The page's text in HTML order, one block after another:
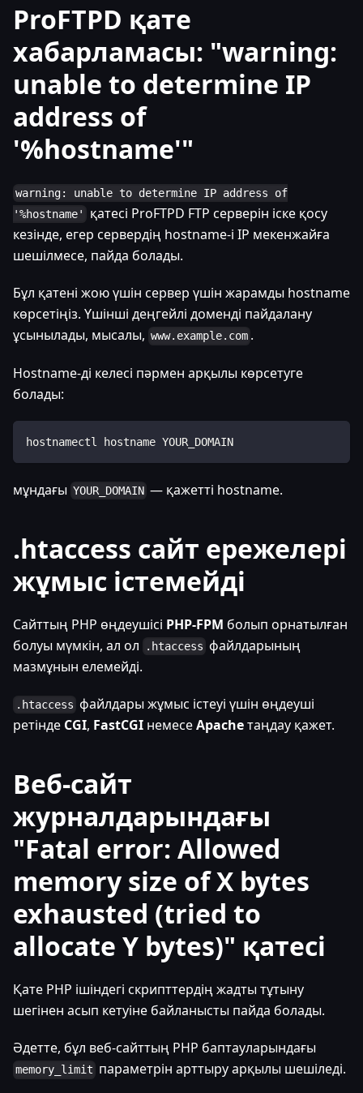
ProFTPD қате
хабарламасы: "warning:
unable to determine IP
address of
'%hostname'"
warning: unable to determine IP address of
'%hostname'
қатесі ProFTPD FTP серверін іске қосу
кезінде, егер сервердің hostname-і IP мекенжайға
шешілмесе, пайда болады.
Бұл қатені жою үшін сервер үшін жарамды hostname
көрсетіңіз. Үшінші деңгейлі доменді пайдалану
ұсынылады, мысалы, www.example.com .
Hostname-ді келесі пәрмен арқылы көрсетуге
болады:
hostnamectl hostname YOUR_DOMAIN
мұндағы YOUR_DOMAIN — қажетті hostname.
.htaccess сайт ережелері
жұмыс істемейді
Сайттың PHP өңдеушісі PHP-FPM болып орнатылған
болуы мүмкін, ал ол
.htaccess файлдарының
мазмұнын елемейді.
.htaccess файлдары жұмыс істеуі үшін өңдеуші
ретінде CGI, FastCGI немесеApacheтаңдау қажет.
Веб-сайт
журналдарындағы
"Fatal error: Allowed
memory size of X bytes
exhausted (tried to
allocate Y bytes)" қатесі
Қате PHP ішіндегі скрипттердің жадты тұтыну
шегінен асып кетуіне байланысты пайда болады.
Әдетте, бұл веб-сайттың PHP баптауларындағы
memory_limit параметрін арттыру арқылы шешіледі.